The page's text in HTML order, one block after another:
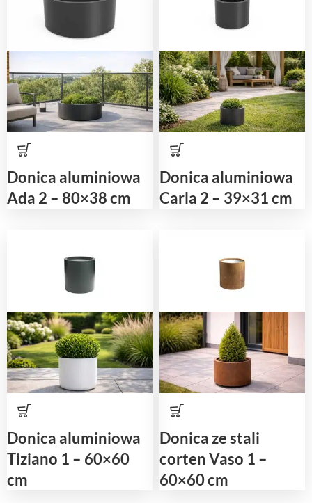
Donica aluminiowa
Ada 2 – 80×38 cm
Donica aluminiowa
Carla 2 – 39×31 cm
Donica aluminiowa
Tiziano 1 – 60×60
cm
Donica ze stali
corten Vaso 1 –
60×60 cm